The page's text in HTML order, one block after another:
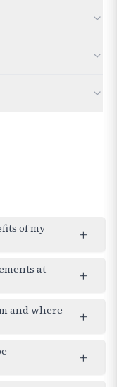
primrose oil
glycerol, water, d-α
of my
+
at
+
and where
+
+